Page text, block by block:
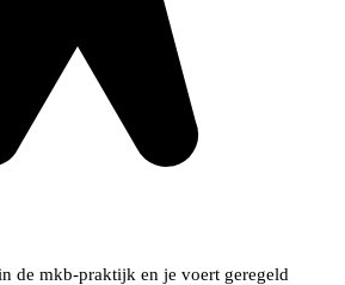
de mkb-praktijk en je voert geregeld